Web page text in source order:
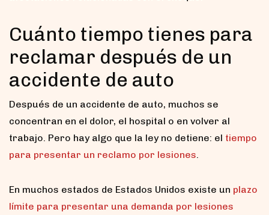
Cuánto tiempo tienes para
reclamar después de un
accidente de auto
Después de un accidente de auto, muchos se
concentran en el dolor, el hospital o en volver al
trabajo. Pero hay algo que la ley no detiene: el tiempo
para presentar un reclamo por lesiones.
En muchos estados de Estados Unidos existe un plazo
límite para presentar una demanda por lesiones